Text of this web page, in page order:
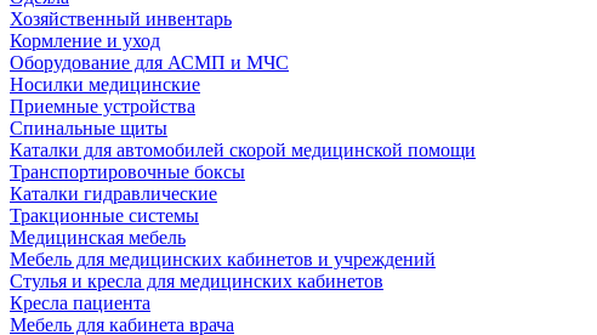
Хозяйственный инвентарь
Кормление и уход
Оборудование для АСМП и МЧС
Носилки медицинские
Приемные устройства
Спинальные щиты
Каталки для автомобилей скорой медицинской помощи
Транспортировочные боксы
Каталки гидравлические
Тракционные системы
Медицинская мебель
Мебель для медицинских кабинетов и учреждений
Стулья и кресла для медицинских кабинетов
Кресла пациента
Мебель для кабинета врача